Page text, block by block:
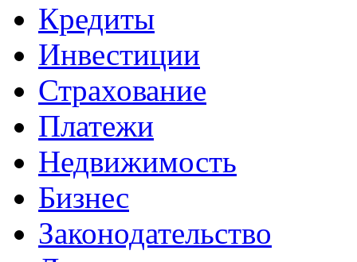
Кредиты
Инвестиции
Страхование
Платежи
Недвижимость
Бизнес
Законодательство